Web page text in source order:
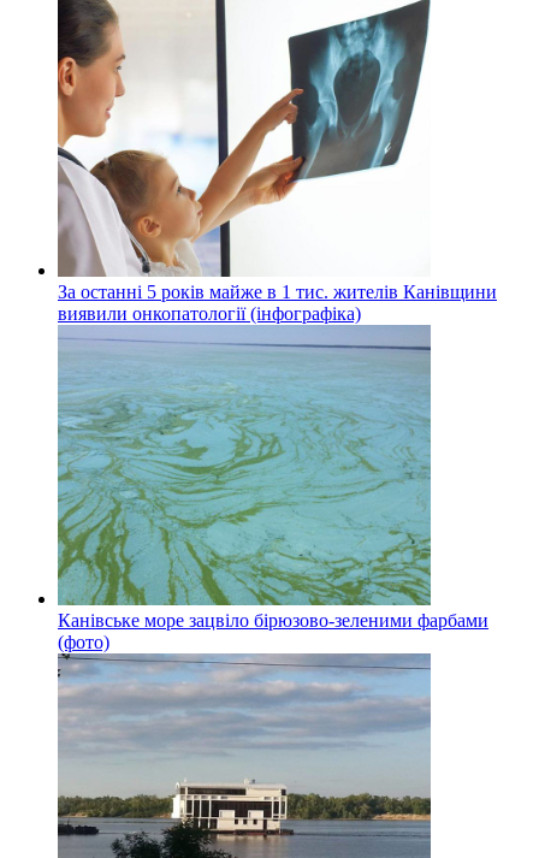
За останні 5 років майже в 1 тис. жителів Канівщини
виявили онкопатології (інфографіка)
Канівське море зацвіло бірюзово-зеленими фарбами
(фото)